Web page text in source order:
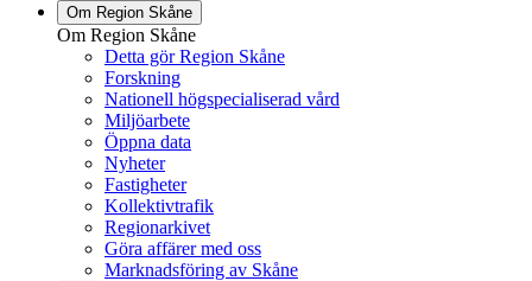
Om Region Skåne
Om Region Skåne
Detta gör Region Skåne
Forskning
Nationell högspecialiserad vård
Miljöarbete
Öppna data
Nyheter
Fastigheter
Kollektivtrafik
Regionarkivet
Göra affärer med oss
Marknadsföring av Skåne